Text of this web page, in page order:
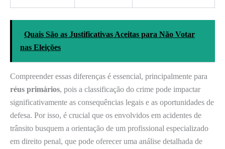
Quais São as Justificativas Aceitas para Não Votar
nas Eleições
Compreender essas diferenças é essencial, principalmente para
réus primários, pois a classificação do crime pode impactar
significativamente as consequências legais e as oportunidades de
defesa. Por isso, é crucial que os envolvidos em acidentes de
trânsito busquem a orientação de um profissional especializado
em direito penal, que pode oferecer uma análise detalhada de